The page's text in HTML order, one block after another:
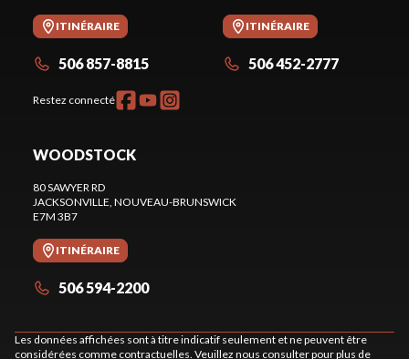
ITINÉRAIRE
506 857-8815
Restez connecté
ITINÉRAIRE
506 452-2777
WOODSTOCK
80 SAWYER RD
JACKSONVILLE, NOUVEAU-BRUNSWICK
E7M 3B7
ITINÉRAIRE
506 594-2200
Les données affichées sont à titre indicatif seulement et ne peuvent être
considérées comme contractuelles. Veuillez nous consulter pour plus de